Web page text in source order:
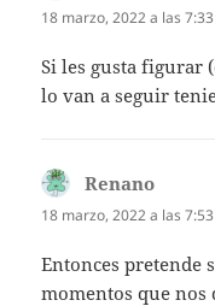
18 marzo, 2022 a las 7:33
Si les gusta figurar
lo van a seguir
Renano
18 marzo, 2022 a las 7:53
Entonces pretende
momentos que